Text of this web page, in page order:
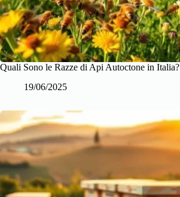
Quali Sono le Razze di Api Autoctone in Italia?
19/06/2025